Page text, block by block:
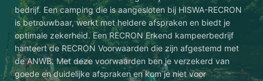
bedrijf. Een camping die is aangesloten bij HISWA-RECRON
is betrouwbaar, werkt met heldere afspraken en biedt je
optimale zekerheid. Een RECRON Erkend kampeerbedrijf
hanteert de RECRON Voorwaarden die zijn afgestemd met
de ANWB. Met deze voorwaarden ben je verzekerd van
goede en duidelijke afspraken en kom je niet voor